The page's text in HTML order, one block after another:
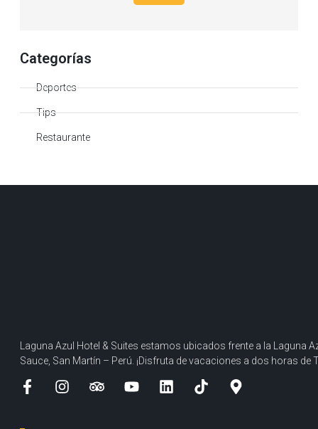
Categorías
Deportes
Tips
Restaurante
Laguna Azul Hotel & Suites estamos ubicados frente a la Laguna
Sauce, San Martín – Perú. ¡Disfruta de vacaciones a dos horas de